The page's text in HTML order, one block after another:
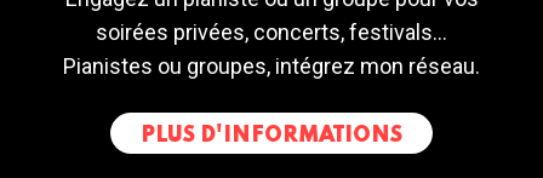
soirées privées, concerts, festivals...
Pianistes ou groupes, intégrez mon réseau.
PLUS D'INFORMATIONS